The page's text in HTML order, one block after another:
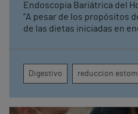
Endoscopia Bariátrica del
”A pesar de los propósitos
de las dietas iniciadas en
Digestivo reduccion